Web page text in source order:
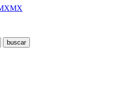
MX
buscar